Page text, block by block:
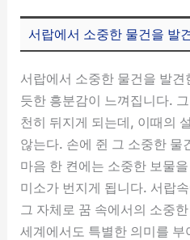
서랍에서 소중한 물건을 발
서랍에서 소중한 물건을 발
듯한 흥분감이 느껴집니다.
천히 뒤지게 되는데, 이때의
않는다. 손에 쥔 그 소중한 물
마음 한 켠에는 소중한 보물
미소가 번지게 됩니다. 서랍
그 자체로 꿈 속에서의 소중
세계에서도 특별한 의미를